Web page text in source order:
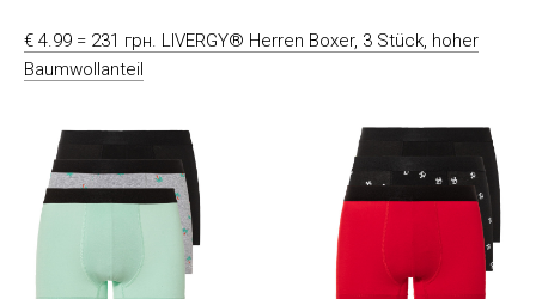
€ 4.99 = 231 грн. LIVERGY® Herren Boxer, 3 Stück, hoher
Baumwollanteil